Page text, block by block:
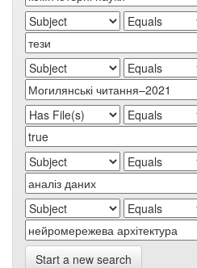
Start a new search